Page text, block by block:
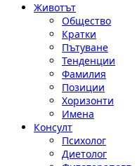
Животът
Общество
Кратки
Пътуване
Тенденции
Фамилия
Позиции
Хоризонти
Имена
Консулт
Психолог
Диетолог